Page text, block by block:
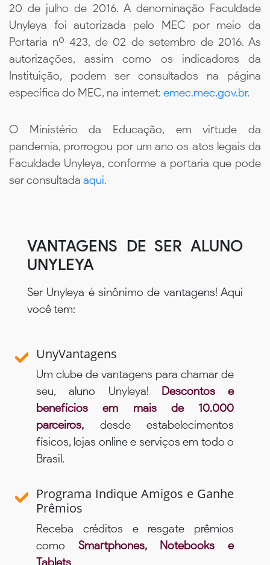
20 de julho de 2016. A denominação Faculdade
Unyleya foi autorizada pelo MEC por meio da
Portaria nº 423, de 02 de setembro de 2016. As
autorizações, assim como os indicadores da
Instituição, podem ser consultados na página
específica do MEC, na internet: emec.mec.gov.br.
O Ministério da Educação, em virtude da
pandemia, prorrogou por um ano os atos legais da
Faculdade Unyleya, conforme a portaria que pode
ser consultada aqui.
VANTAGENS DE SER ALUNO
UNYLEYA
Ser Unyleya é sinônimo de vantagens! Aqui
você tem:
UnyVantagens
Um clube de vantagens para chamar de
seu, aluno Unyleya! Descontos e
benefícios em mais de 10.000
parceiros, desde estabelecimentos
físicos, lojas online e serviços em todo o
Brasil.
Programa Indique Amigos e Ganhe
Prêmios
Receba créditos e resgate prêmios
como Smartphones, Notebooks e